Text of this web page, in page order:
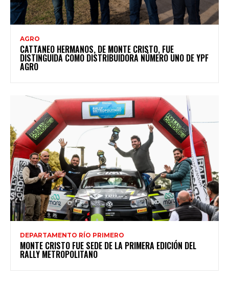
AGRO
CATTANEO HERMANOS, DE MONTE CRISTO, FUE
DISTINGUIDA COMO DISTRIBUIDORA NÚMERO UNO DE YPF
AGRO
DEPARTAMENTO RÍO PRIMERO
MONTE CRISTO FUE SEDE DE LA PRIMERA EDICIÓN DEL
RALLY METROPOLITANO